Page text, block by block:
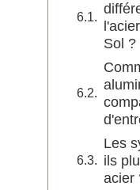
Sol ?
Les
ils
acier